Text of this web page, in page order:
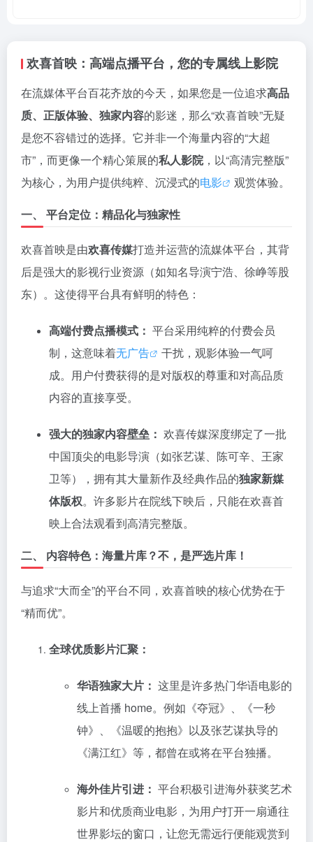
欢喜首映：高端点播平台，您的专属线上影院
在流媒体平台百花齐放的今天，如果您是一位追求高品
质、正版体验、独家内容的影迷，那么“欢喜首映”无疑
是您不容错过的选择。它并非一个海量内容的“大超
市”，而更像一个精心策展的私人影院，以“高清完整版”
为核心，为用户提供纯粹、沉浸式的电影
观赏体验。
一、 平台定位：精品化与独家性
欢喜首映是由欢喜传媒打造并运营的流媒体平台，其背
后是强大的影视行业资源（如知名导演宁浩、徐峥等股
东）。这使得平台具有鲜明的特色：
高端付费点播模式： 平台采用纯粹的付费会员
制，这意味着无广告
干扰，观影体验一气呵
成。用户付费获得的是对版权的尊重和对高品质
内容的直接享受。
强大的独家内容壁垒： 欢喜传媒深度绑定了一批
中国顶尖的电影导演（如张艺谋、陈可辛、王家
卫等），拥有其大量新作及经典作品的独家新媒
体版权。许多影片在院线下映后，只能在欢喜首
映上合法观看到高清完整版。
二、 内容特色：海量片库？不，是严选片库！
与追求“大而全”的平台不同，欢喜首映的核心优势在于
“精而优”。
全球优质影片汇聚：
华语独家大片： 这里是许多热门华语电影的
线上首播 home。例如《夺冠》、《一秒
钟》、《温暖的抱抱》以及张艺谋执导的
《满江红》等，都曾在或将在平台独播。
海外佳片引进： 平台积极引进海外获奖艺术
影片和优质商业电影，为用户打开一扇通往
世界影坛的窗口，让您无需远行便能观赏到